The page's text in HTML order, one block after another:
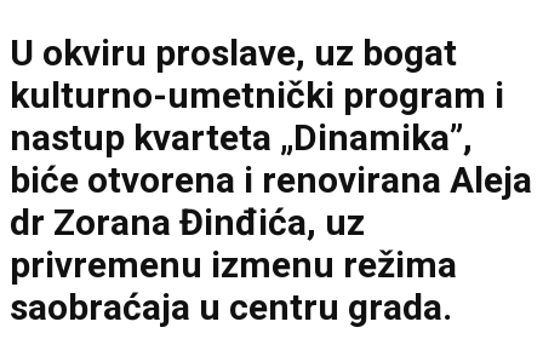
U okviru proslave, uz bogat
kulturno-umetnički program i
nastup kvarteta „Dinamika”,
biće otvorena i renovirana Aleja
dr Zorana Đinđića, uz
privremenu izmenu režima
saobraćaja u centru grada.